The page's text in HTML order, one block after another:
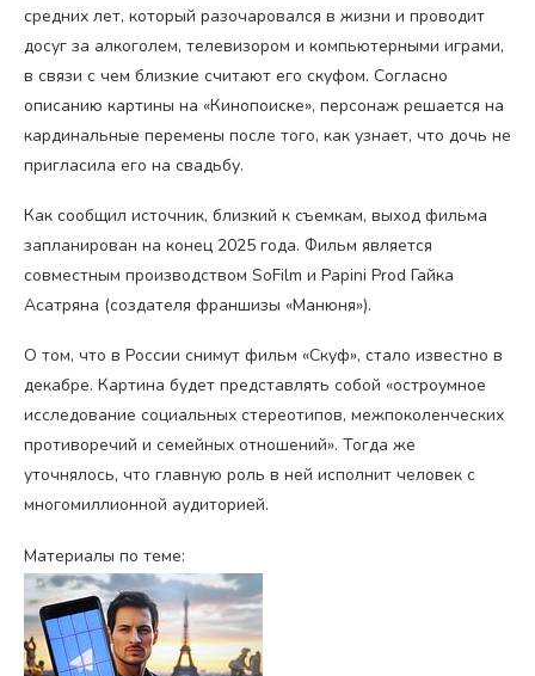
средних лет, который разочаровался в жизни и проводит
досуг за алкоголем, телевизором и компьютерными играми,
в связи с чем близкие считают его скуфом. Согласно
описанию картины на «Кинопоиске», персонаж решается на
кардинальные перемены после того, как узнает, что дочь не
пригласила его на свадьбу.
Как сообщил источник, близкий к съемкам, выход фильма
запланирован на конец 2025 года. Фильм является
совместным производством SoFilm и Papini Prod Гайка
Асатряна (создателя франшизы «Манюня»).
О том, что в России снимут фильм «Скуф», стало известно в
декабре. Картина будет представлять собой «остроумное
исследование социальных стереотипов, межпоколенческих
противоречий и семейных отношений». Тогда же
уточнялось, что главную роль в ней исполнит человек с
многомиллионной аудиторией.
Материалы по теме: